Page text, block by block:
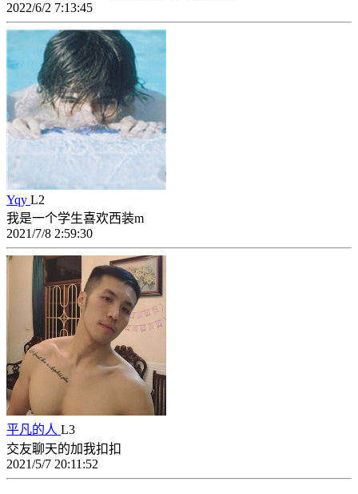
2022/6/2 7:13:45
Yqy L2
我是一个学生喜欢西装m
2021/7/8 2:59:30
平凡的人 L3
交友聊天的加我扣扣
2021/5/7 20:11:52